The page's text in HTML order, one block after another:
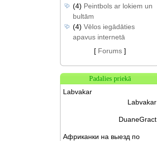
(4) Peintbols ar lokiem un
bultām
(4) Vēlos iegādāties
apavus internetā
[ Forums]
Padalies priekā
Labvakar
Labvakar
DuaneGract
Африканки на выезд по